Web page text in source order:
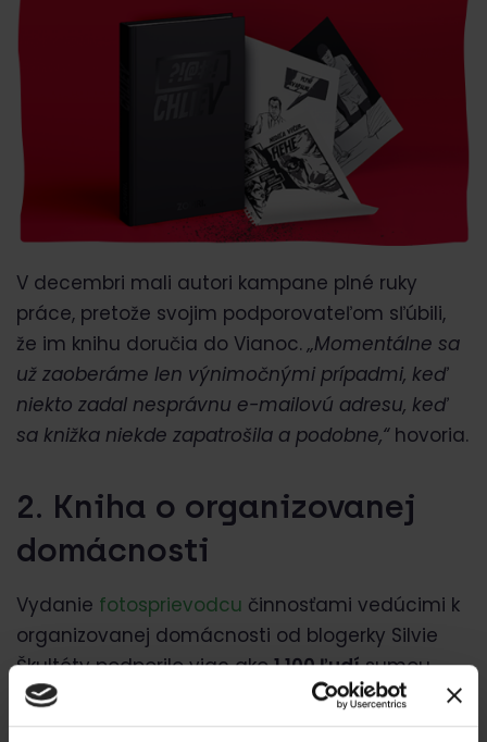
V decembri mali autori kampane plné ruky
práce, pretože svojim podporovateľom sľúbili,
že im knihu doručia do Vianoc. „Momentálne sa
už zaoberáme len výnimočnými prípadmi, keď
niekto zadal nesprávnu e-mailovú adresu, keď
sa knižka niekde zapatrošila a podobne,“hovoria.
2. Kniha o organizovanej
domácnosti
Vydanie fotosprievodcu činnosťami vedúcimi k
organizovanej domácnosti od blogerky Silvie
Škultéty podporilo viac ako1 100 ľudísumou
vyše
Vďaka tomu sa autorke podarilo
nielen vydať knižku, ale aj urobiť jej dotlač a